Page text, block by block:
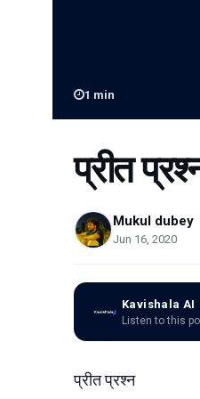
1 min
प्रीत
Mukul dubey
Jun 16, 2020
Kavishala AI
Listen to this
प्रीत प्रश्न